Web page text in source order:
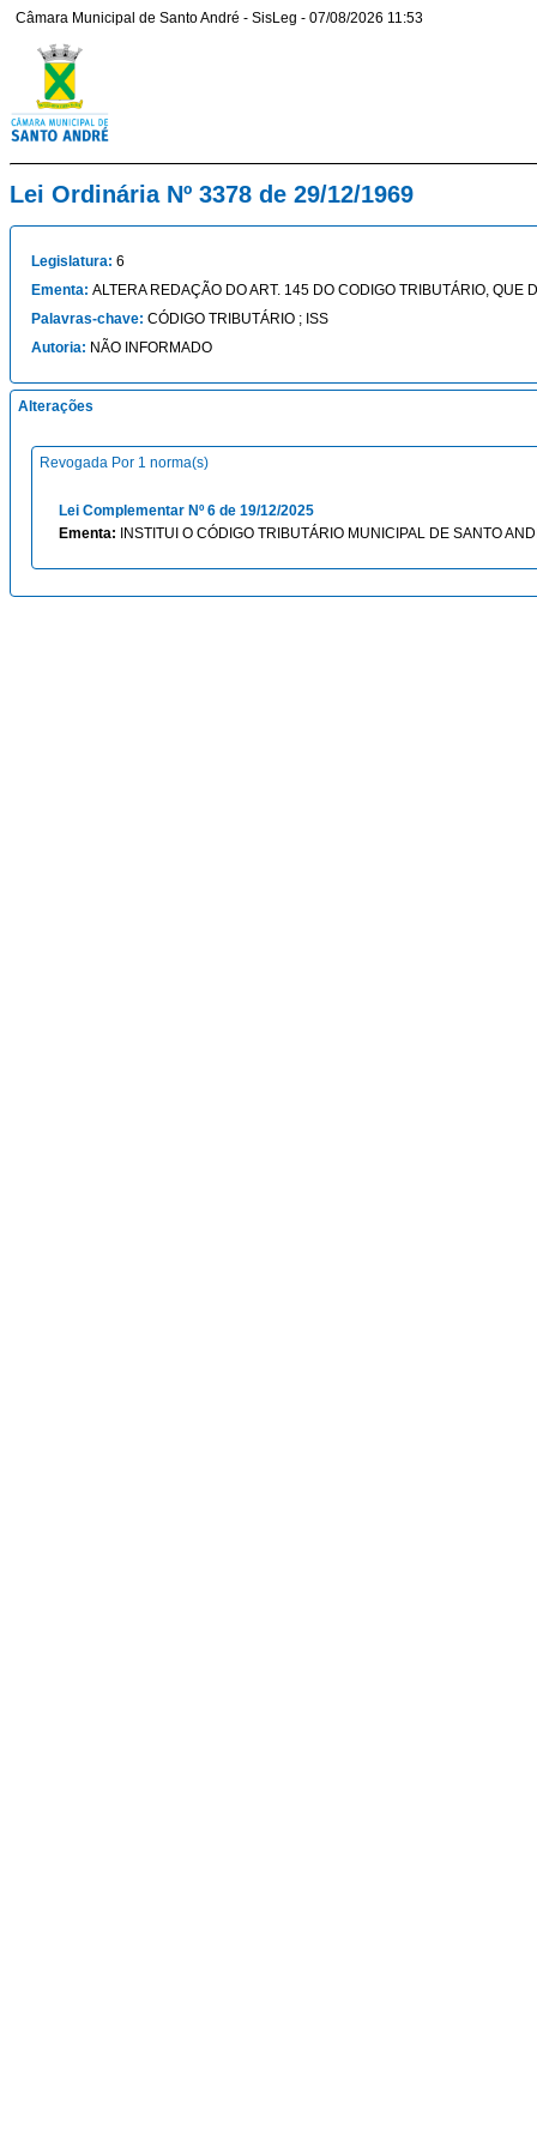
Câmara Municipal de Santo André - SisLeg - 07/08/2026 11:53
Lei Ordinária Nº 3378 de 29/12/1969
Legislatura: 6
Ementa: ALTERA REDAÇÃO DO ART. 145 DO CODIGO TRIBUTÁRIO, QUE
Palavras-chave: CÓDIGO TRIBUTÁRIO ; ISS
Autoria: NÃO INFORMADO
Alterações
Revogada Por 1 norma(s)
Lei Complementar Nº 6 de 19/12/2025
Ementa: INSTITUI O CÓDIGO TRIBUTÁRIO MUNICIPAL DE SANTO